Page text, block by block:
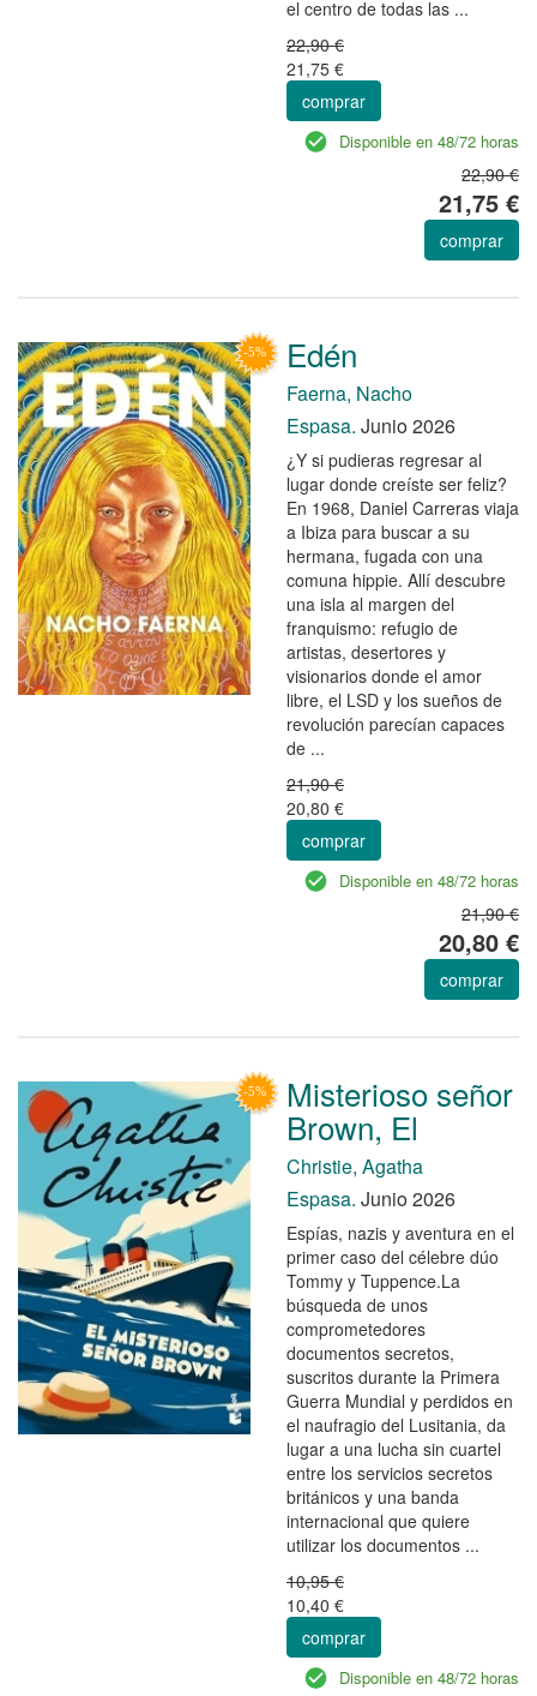
el centro de todas las ...
22,90 €
21,75 €
comprar
Disponible en 48/72 horas
22,90 €
21,75 €
comprar
Edén
Faerna, Nacho
Espasa. Junio 2026
¿Y si pudieras regresar al
lugar donde creíste ser feliz?
En 1968, Daniel Carreras viaja
a Ibiza para buscar a su
hermana, fugada con una
comuna hippie. Allí descubre
una isla al margen del
franquismo: refugio de
artistas, desertores y
visionarios donde el amor
libre, el LSD y los sueños de
revolución parecían capaces
de ...
21,90 €
20,80 €
comprar
Disponible en 48/72 horas
21,90 €
20,80 €
comprar
Misterioso señor
Brown, El
Christie, Agatha
Espasa. Junio 2026
Espías, nazis y aventura en el
primer caso del célebre dúo
Tommy y Tuppence.La
búsqueda de unos
comprometedores
documentos secretos,
suscritos durante la Primera
Guerra Mundial y perdidos en
el naufragio del Lusitania, da
lugar a una lucha sin cuartel
entre los servicios secretos
británicos y una banda
internacional que quiere
utilizar los documentos ...
10,95 €
10,40 €
comprar
Disponible en 48/72 horas